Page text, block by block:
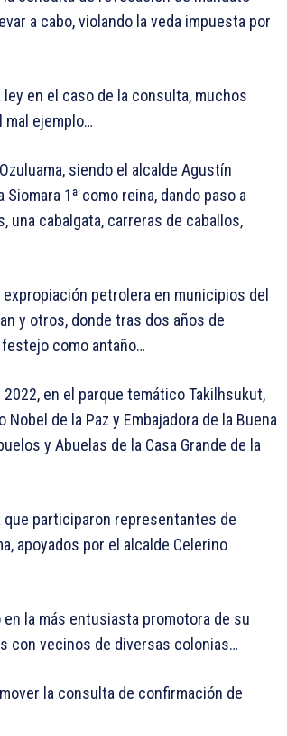
a cabo, violando la veda impuesta por
en el caso de la consulta, muchos
ejemplo…
siendo el alcalde Agustín
1ª como reina, dando paso a
cabalgata, carreras de caballos,
petrolera en municipios del
y otros, donde tras dos años de
como antaño…
en el parque temático Takilhsukut,
de la Paz y Embajadora de la Buena
y Abuelas de la Casa Grande de la
que participaron representantes de
apoyados por el alcalde Celerino
la más entusiasta promotora de su
con vecinos de diversas colonias…
la consulta de confirmación de